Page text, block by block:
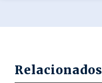
Relacionados